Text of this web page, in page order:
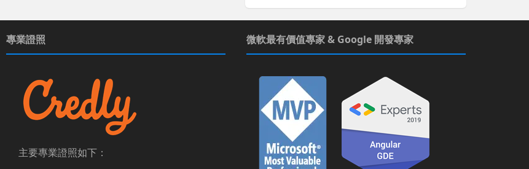
專業證照
主要專業證照如下：
微軟最有價值專家 & Google 開發專家